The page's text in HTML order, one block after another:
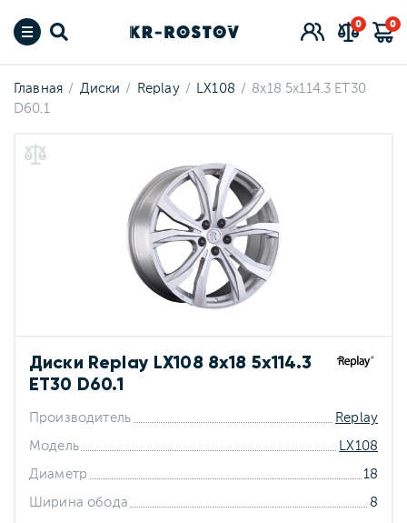
0 0
Главная Диски Replay LX108
8x18 5x114.3 ET30
D60.1
Диски Replay LX108 8x18 5x114.3
ET30 D60.1
Производитель Replay
Модель LX108
Диаметр 18
Ширина обода 8